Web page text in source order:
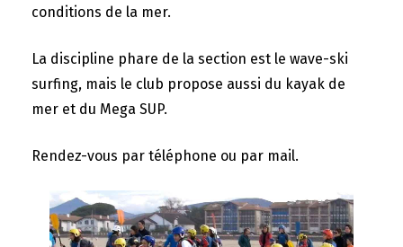
conditions de la mer.
La discipline phare de la section est le wave-ski
surfing, mais le club propose aussi du kayak de
mer et du Mega SUP.
Rendez-vous par téléphone ou par mail.